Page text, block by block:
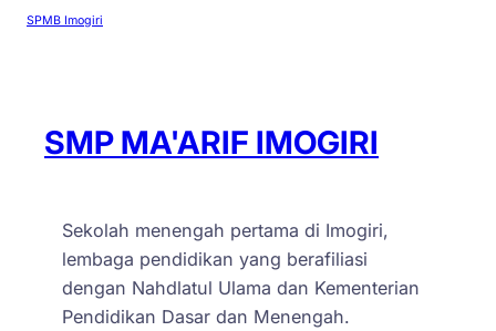
SPMB Imogiri
SMP MA'ARIF IMOGIRI
Sekolah menengah pertama di Imogiri,
lembaga pendidikan yang berafiliasi
dengan Nahdlatul Ulama dan Kementerian
Pendidikan Dasar dan Menengah.